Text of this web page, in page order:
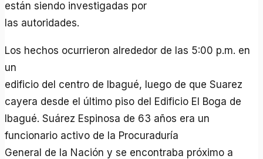
están siendo investigadas por
las autoridades.
Los hechos ocurrieron alrededor de las 5:00 p.m. en
un
edificio del centro de Ibagué, luego de que Suarez
cayera desde el último piso del Edificio El Boga de
Ibagué. Suárez Espinosa de 63 años era un
funcionario activo de la Procuraduría
General de la Nación y se encontraba próximo a